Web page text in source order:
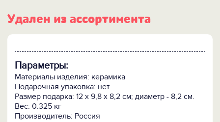
Удален из ассортимента
Параметры:
Материалы изделия: керамика
Подарочная упаковка: нет
Размер подарка: 12 х 9,8 х 8,2 см; диаметр - 8,2 см.
Вес: 0.325 кг
Производитель: Россия